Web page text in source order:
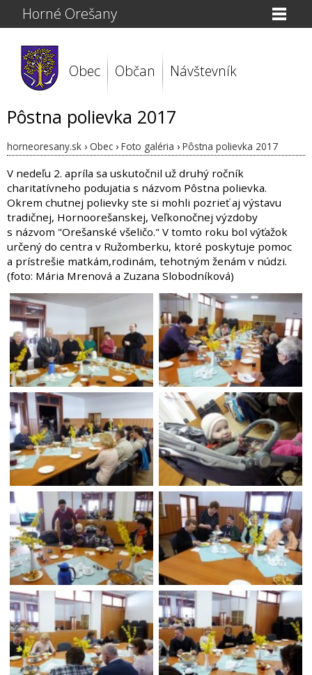
Horné Orešany
Obec Občan Návštevník
Pôstna polievka 2017
horneoresany.sk › Obec › Foto galéria › Pôstna polievka 2017
V nedeľu 2. apríla sa uskutočnil už druhý ročník
charitatívneho podujatia s názvom Pôstna polievka.
Okrem chutnej polievky ste si mohli pozrieť aj výstavu
tradičnej, Hornoorešanskej, Veľkonočnej výzdoby
s názvom "Orešanské všeličo." V tomto roku bol výťažok
určený do centra v Ružomberku, ktoré poskytuje pomoc
a prístrešie matkám,rodinám, tehotným ženám v núdzi.
(foto: Mária Mrenová a Zuzana Slobodníková)